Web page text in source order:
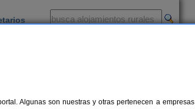
Algunas son nuestras y otras pertenecen a empresas